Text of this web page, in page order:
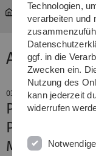
Naturwissenschaften
Aktuelle
03. November 2023
Pestizid
Männchen
Technologien,
verarbeiten und
ggf. in die
Zwecken ein.
Nutzung des
kann jederzeit
widerrufen